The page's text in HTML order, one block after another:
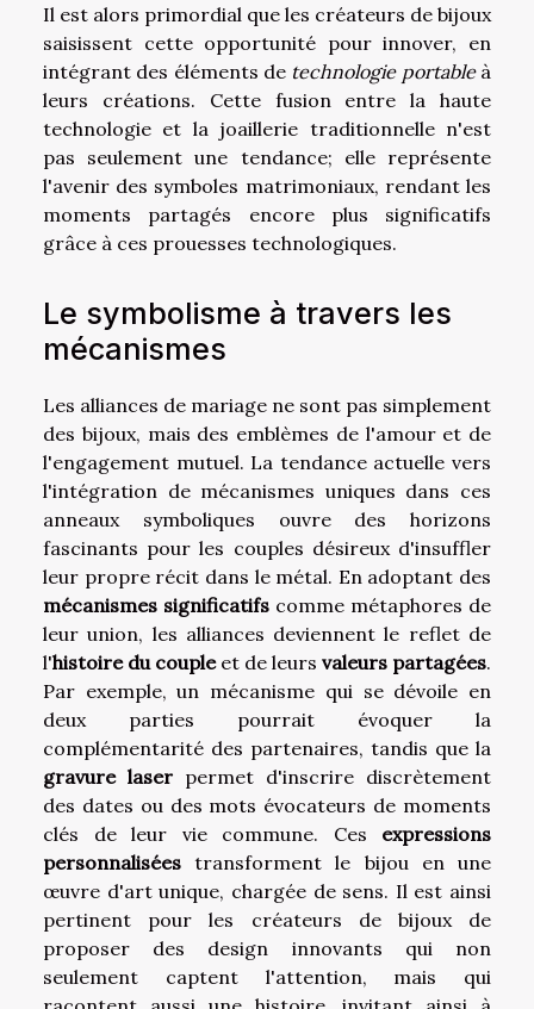
Il est alors primordial que les créateurs de bijoux
saisissent cette opportunité pour innover, en
intégrant des éléments de technologie portableà
leurs créations. Cette fusion entre la haute
technologie et la joaillerie traditionnelle n'est
pas seulement une tendance; elle représente
l'avenir des symboles matrimoniaux, rendant les
moments partagés encore plus significatifs
grâce à ces prouesses technologiques.
Le symbolisme à travers les
mécanismes
Les alliances de mariage ne sont pas simplement
des bijoux, mais des emblèmes de l'amour et de
l'engagement mutuel. La tendance actuelle vers
l'intégration de mécanismes uniques dans ces
anneaux symboliques ouvre des horizons
fascinants pour les couples désireux d'insuffler
leur propre récit dans le métal. En adoptant des
mécanismes significatifs comme métaphores de
leur union, les alliances deviennent le reflet de
l'histoire du coupleet de leurs valeurs partagées.
Par exemple, un mécanisme qui se dévoile en
deux parties pourrait évoquer la
complémentarité des partenaires, tandis que la
gravure laser permet d'inscrire discrètement
des dates ou des mots évocateurs de moments
clés de leur vie commune. Ces expressions
personnalisées transforment le bijou en une
œuvre d'art unique, chargée de sens. Il est ainsi
pertinent pour les créateurs de bijoux de
proposer des design innovants qui non
seulement captent l'attention, mais qui